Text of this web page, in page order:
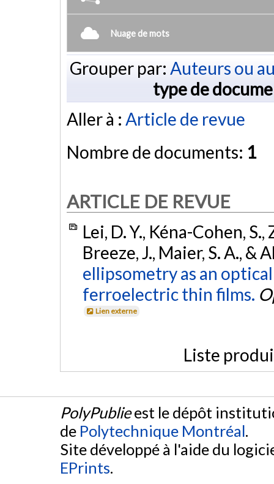
Nuage de mots
Grouper par: Auteurs ou
type de
Aller à : Article de revue
Nombre de documents: 1
ARTICLE DE REVUE
Lei, D. Y., Kéna-Cohen,
Breeze, J., Maier, S. A., &
ellipsometry as an
ferroelectric thin films.
Lien externe
Liste
PolyPublieest le dépôt
de Polytechnique Montréal.
Site développé à l'aide du
EPrints.